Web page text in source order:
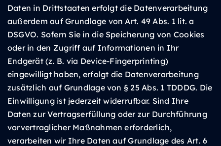
Daten in Drittstaaten erfolgt die Datenverarbeitung
außerdem auf Grundlage von Art. 49 Abs. 1 lit. a
DSGVO. Sofern Sie in die Speicherung von Cookies
oder in den Zugriff auf Informationen in Ihr
Endgerät (z. B. via Device-Fingerprinting)
eingewilligt haben, erfolgt die Datenverarbeitung
zusätzlich auf Grundlage von § 25 Abs. 1 TDDDG. Die
Einwilligung ist jederzeit widerrufbar. Sind Ihre
Daten zur Vertragserfüllung oder zur Durchführung
vorvertraglicher Maßnahmen erforderlich,
verarbeiten wir Ihre Daten auf Grundlage des Art. 6